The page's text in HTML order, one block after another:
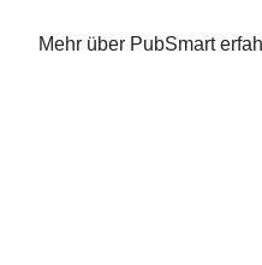
Mehr über PubSmart